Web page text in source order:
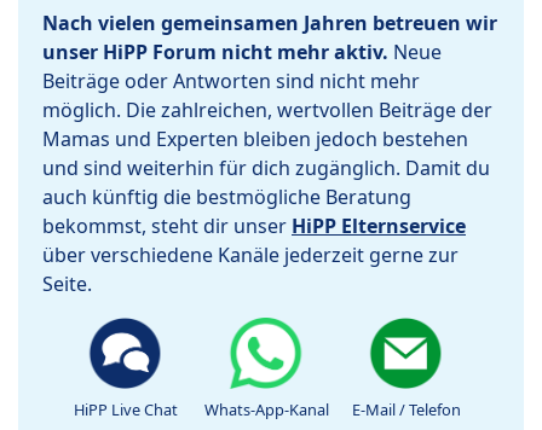
Nach vielen gemeinsamen Jahren betreuen wir
unser HiPP Forum nicht mehr aktiv. Neue
Beiträge oder Antworten sind nicht mehr
möglich. Die zahlreichen, wertvollen Beiträge der
Mamas und Experten bleiben jedoch bestehen
und sind weiterhin für dich zugänglich. Damit du
auch künftig die bestmögliche Beratung
bekommst, steht dir unser HiPP Elternservice
über verschiedene Kanäle jederzeit gerne zur
Seite.
HiPP Live Chat Whats-App-Kanal E-Mail / Telefon